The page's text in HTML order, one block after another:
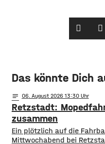
Das könnte Dich
notes 06. August 2026 13:30
Retzstadt:
zusammen
​​Ein plötzlich auf die
Mittwochabend bei